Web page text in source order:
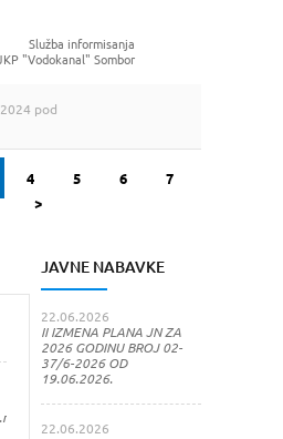
Služba informisanja
"Vodokanal" Sombor
pod
4 5 6
7
>
JAVNE NABAVKE
22.06.2026
II IZMENA PLANA JN ZA
2026 GODINU BROJ 02-
37/6-2026 OD
19.06.2026.
22.06.2026